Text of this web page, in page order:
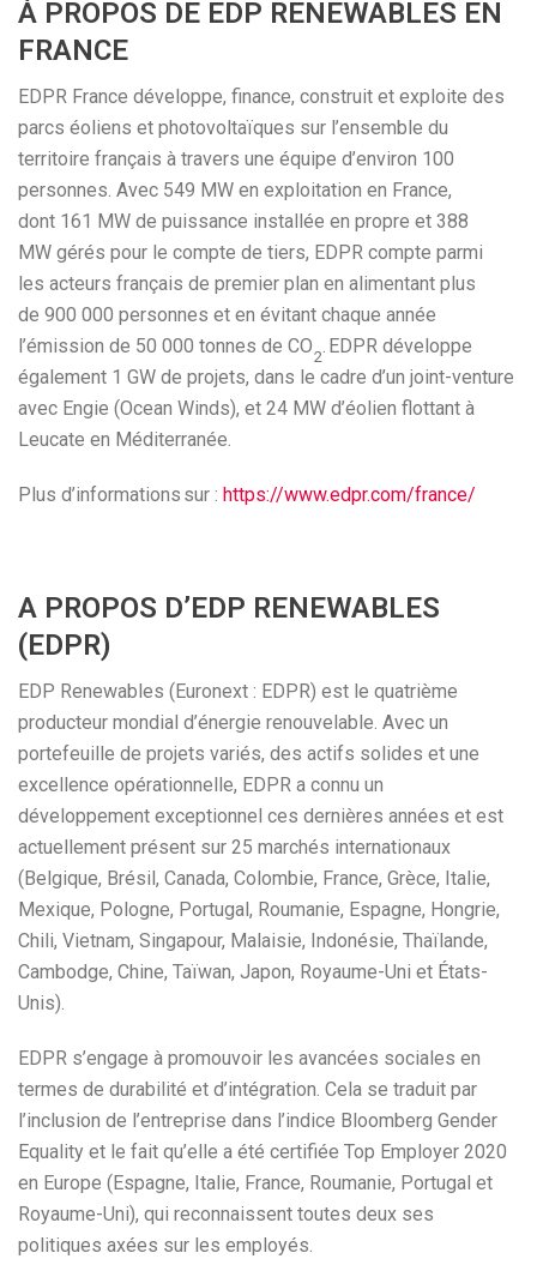
À PROPOS DE EDP RENEWABLES EN
FRANCE
EDPR France développe, finance, construit et exploite des
parcs éoliens et photovoltaïques sur l’ensemble du
territoire français à travers une équipe d’environ 100
personnes. Avec 549 MW en exploitation en France,
dont 161 MW de puissance installée en propre et 388
MW gérés pour le compte de tiers, EDPR compte parmi
les acteurs français de premier plan en alimentant plus
de 900 000 personnes et en évitant chaque année
l’émission de 50 000 tonnes de CO2. EDPR développe
également 1 GW de projets, dans le cadre d’un joint-venture
avec Engie (Ocean Winds), et 24 MW d’éolien flottant à
Leucate en Méditerranée.
Plus d’informations sur : https://www.edpr.com/france/
A PROPOS D’EDP RENEWABLES
(EDPR)
EDP Renewables (Euronext : EDPR) est le quatrième
producteur mondial d’énergie renouvelable. Avec un
portefeuille de projets variés, des actifs solides et une
excellence opérationnelle, EDPR a connu un
développement exceptionnel ces dernières années et est
actuellement présent sur 25 marchés internationaux
(Belgique, Brésil, Canada, Colombie, France, Grèce, Italie,
Mexique, Pologne, Portugal, Roumanie, Espagne, Hongrie,
Chili, Vietnam, Singapour, Malaisie, Indonésie, Thaïlande,
Cambodge, Chine, Taïwan, Japon, Royaume-Uni et États-
Unis).
EDPR s’engage à promouvoir les avancées sociales en
termes de durabilité et d’intégration. Cela se traduit par
l’inclusion de l’entreprise dans l’indice Bloomberg Gender
Equality et le fait qu’elle a été certifiée Top Employer 2020
en Europe (Espagne, Italie, France, Roumanie, Portugal et
Royaume-Uni), qui reconnaissent toutes deux ses
politiques axées sur les employés.